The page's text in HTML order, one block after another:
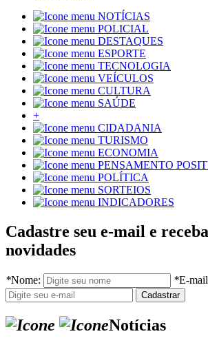
NOTÍCIAS
POLICIAL
DESTAQUES
ESPORTE
TECNOLOGIA
VEÍCULOS
CULTURA
SAÚDE
+
CIDADANIA
TURISMO
ECONOMIA
PENSAMENTO
POLÍTICA
SORTEIOS
INDICADORES
Cadastre seu e-mail e
novidades
*Nome: *E-
Notícias